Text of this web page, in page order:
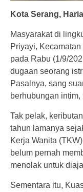
Kota Serang,
Masyarakat di
Priyayi,
pada Rabu (1/9/
dugaan seorang
Pasalnya, sang
berhubungan
Tak pelak,
tahun lamanya
Kerja Wanita
belum pernah
menolak untuk
Sementara itu,